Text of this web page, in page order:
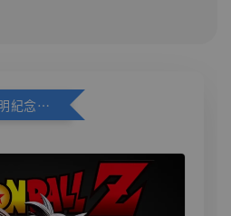
加購優惠【悟空 鳥山明紀念款 [奇蹟工作室]】